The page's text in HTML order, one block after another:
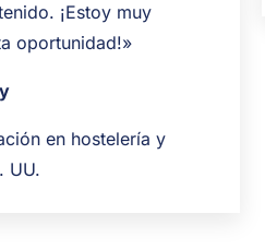
¡Estoy muy
oportunidad!»
en hostelería y
UU.